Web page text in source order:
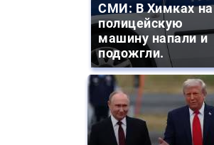
СМИ: В Химках на
полицейскую
машину напали и
подожгли.